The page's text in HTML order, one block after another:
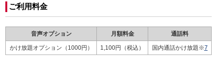
ご利用料金
音声オプション 月額料金 通話料
かけ放題オプション（1000円） 1,100円（税込） 国内通話かけ放題※7